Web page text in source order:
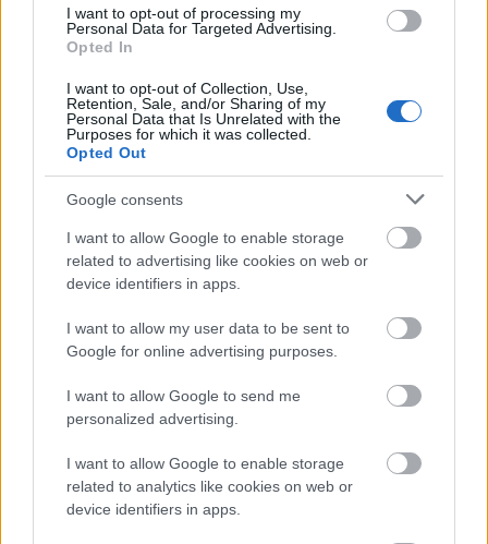
I want to opt-out of processing my
Personal Data for Targeted Advertising.
Opted In
I want to opt-out of Collection, Use,
Retention, Sale, and/or Sharing of my
Personal Data that Is Unrelated with the
Purposes for which it was collected.
Opted Out
Google consents
I want to allow Google to enable storage
related to advertising like cookies on web or
device identifiers in apps.
I want to allow my user data to be sent to
Google for online advertising purposes.
I want to allow Google to send me
personalized advertising.
I want to allow Google to enable storage
related to analytics like cookies on web or
device identifiers in apps.
Γιορτή λήξης με συναυλία για τις Κατασκηνώσεις του
Δήμου Πατρέων ΦΩΤ0
χρήματα «μέσα»;